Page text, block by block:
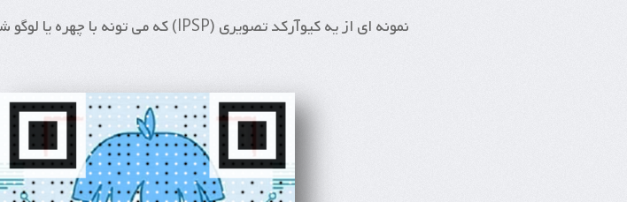
نمونه ای از یه کیوآرکد تصویری (IPSP) که می تونه با چهره یا لوگو شما ساخته بشه